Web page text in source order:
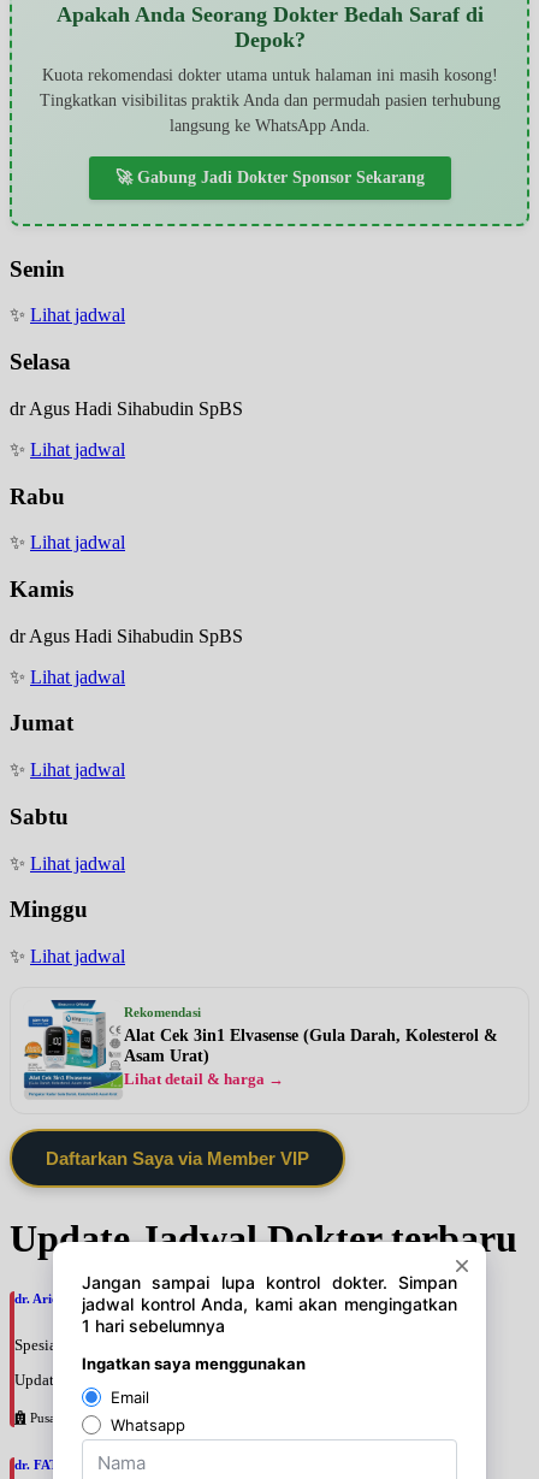
Apakah Anda Seorang Dokter Bedah Saraf di
Depok?
Kuota rekomendasi dokter utama untuk halaman ini masih kosong!
Tingkatkan visibilitas praktik Anda dan permudah pasien terhubung
langsung ke WhatsApp Anda.
🚀 Gabung Jadi Dokter Sponsor Sekarang
Senin
✨ Lihat jadwal
Selasa
dr Agus Hadi Sihabudin SpBS
✨ Lihat jadwal
Rabu
✨ Lihat jadwal
Kamis
dr Agus Hadi Sihabudin SpBS
✨ Lihat jadwal
Jumat
✨ Lihat jadwal
Sabtu
✨ Lihat jadwal
Minggu
✨ Lihat jadwal
Rekomendasi
Alat Cek 3in1 Elvasense (Gula Darah, Kolesterol &
Asam Urat)
Lihat detail & harga →
Daftarkan Saya via Member VIP
Update Jadwal Dokter terbaru
dr. Ario Baskoro, SpU
Spesialis: Bedah Urologi
Update terakhir: 2026-08-06 18:46:06
Pusat Pertamina
dr. FATAN ABSHARI, SpU